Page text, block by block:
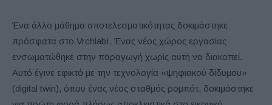
Ένα άλλο μάθημα αποτελεσματικότητας δοκιμάστηκε
πρόσφατα στο Vrchlabí. Ένας νέος χώρος εργασίας
ενσωματώθηκε στην παραγωγή χωρίς αυτή να διακοπεί.
Αυτό έγινε εφικτό με την τεχνολογία «ψηφιακού δίδυμου»
(digital twin), όπου ένας νέος σταθμός ρομπότ, δοκιμάστηκε